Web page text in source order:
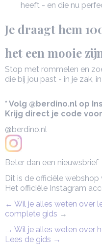
heeft - en die nu
Je draagt hem
het een mooie
Stop met rommelen en
die bij jou past - in je zak,
* Volg @berdino.nl op
Krijg direct je code
@berdino.nl
Beter dan een
Dit is de officiële webshop
Het officiële Instagram
← Wil je alles weten over
complete gids →
→ Wil je alles weten over
Lees de gids →